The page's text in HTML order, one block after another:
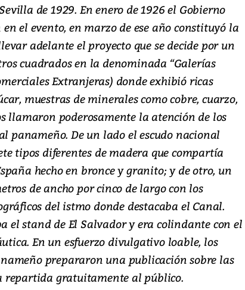
de 1929. En enero de 1926 el Gobierno
el evento, en marzo de ese año constituyó la
adelante el proyecto que se decide por un
cuadrados en la denominada “Galerías
Extranjeras) donde exhibió ricas
muestras de minerales como cobre, cuarzo,
llamaron poderosamente la atención de los
panameño. De un lado el escudo nacional
tipos diferentes de madera que compartía
hecho en bronce y granito; y de otro, un
de ancho por cinco de largo con los
del istmo donde destacaba el Canal.
el stand de El Salvador y era colindante con el
En un esfuerzo divulgativo loable, los
prepararon una publicación sobre las
repartida gratuitamente al público.